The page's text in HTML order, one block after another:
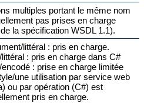
multiples portant le même nom
pas prises en charge
la spécification WSDL 1.1).
littéral : pris en charge.
: pris en charge dans C#
: prise en charge limitée
une utilisation par service web
ou par opération (C#) est
pris en charge.